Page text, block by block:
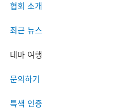
협회 소개
최근 뉴스
테마 여행
문의하기
특색 인증